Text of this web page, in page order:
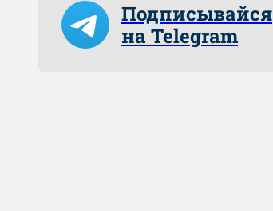
Подписывайся
на Telegram